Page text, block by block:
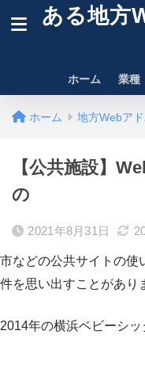
ある地方
ホーム 業種
ホーム 地方Webア
【公共施設】
の
2021年8月31日
市などの公共サイトの使
件を思い出すことがあり
2014年の横浜ベビーシ